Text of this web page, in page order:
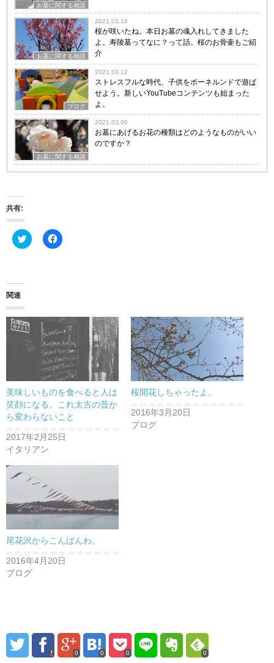
お墓に関する相談
お墓に関する相談
2021.03.16
桜が咲いたね。本日お墓の魂入れしてきました
よ。寿陵墓ってなに？って話。桜のお骨壷もご紹
介
ブログ
2021.03.12
ストレスフルな時代、子供をボーネルンドで遊ば
せよう。新しいYouTubeコンテンツも始まった
よ。
お墓に関する相談
2021.03.09
お墓にあげるお花の種類はどのようなものがいい
のですか？
共有:
ク
リ
t
e
r
で
共
し
い
ウ
ィ
ン
ド
で
開
き
す
)
F
a
有
す
る
に
は
ク
リ
ッ
ク
し
て
く
だ
さ
(
新
ウ
ド
ウ
で
開
き
ま
す
)
関連
美味しいものを食べると人は
笑顔になる。これ太古の昔か
ら変わらないこと
2017年2月25日
イタリアン
桜開花しちゃったよ。
2016年3月20日
ブログ
尾花沢からこんばんわ。
2016年4月20日
ブログ
0 0 0 0